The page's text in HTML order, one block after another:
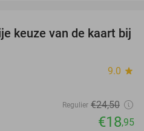
23%
keuze van de kaart bij
9.0 star
Regulier €24,50
€18,95